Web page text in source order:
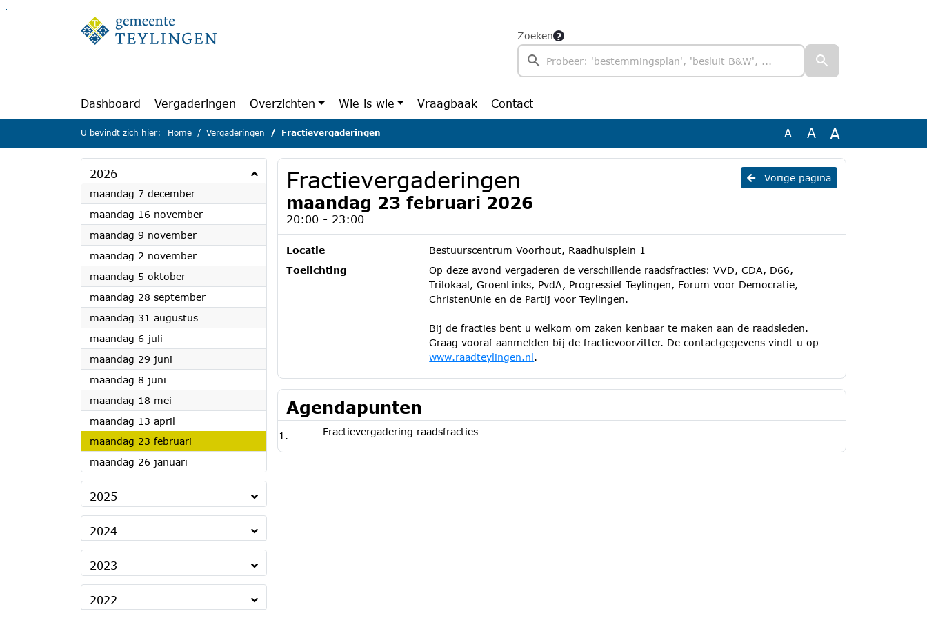
Ga naar de inhoud van deze pagina
Ga naar het zoeken
Ga naar het menu
Zoeken
Dashboard Vergaderingen Overzichten Wie is wie Vraagbaak Contact
U bevindt zich hier: Home Vergaderingen Fractievergaderingen A A A
2026
maandag 7 december2026
maandag 16 november2026
maandag 9 november2026
maandag 2 november2026
maandag 5 oktober2026
maandag 28 september2026
maandag 31 augustus2026
maandag 6 juli
maandag 29 juni
maandag 8 juni
maandag 18 mei
maandag 13 april
maandag 23 februari
maandag 26 januari
2025
2024
2023
2022
Vorige pagina
Fractievergaderingen
maandag 23 februari 2026
20:00 - 23:00
Locatie
Bestuurscentrum Voorhout, Raadhuisplein 1
Toelichting
Op deze avond vergaderen de verschillende raadsfracties: VVD, CDA, D66,
Trilokaal, GroenLinks, PvdA, Progressief Teylingen, Forum voor Democratie,
ChristenUnie en de Partij voor Teylingen.
Bij de fracties bent u welkom om zaken kenbaar te maken aan de raadsleden.
Graag vooraf aanmelden bij de fractievoorzitter. De contactgegevens vindt u op
www.raadteylingen.nl.
Agendapunten
Fractievergadering raadsfracties